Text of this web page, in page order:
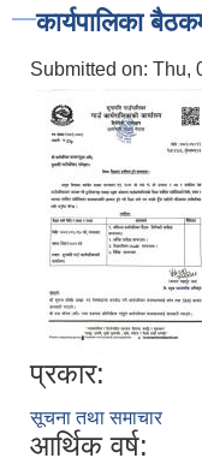
कार्यपालिका
Submitted on: Thu,
प्रकार:
सूचना तथा समाचार
आर्थिक वर्ष: